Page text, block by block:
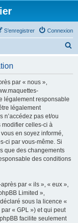
Connexion
S’enregistrer
par « nous »,
légalement responsable
légalement
n’accédez pas et/ou
modifier celles-ci à
en soyez informé,
ci par vous-même. Si
que des changements
des conditions
par « ils », « eux »,
Limited »,
sous la licence «
« GPL ») et qui peut
facilite seulement